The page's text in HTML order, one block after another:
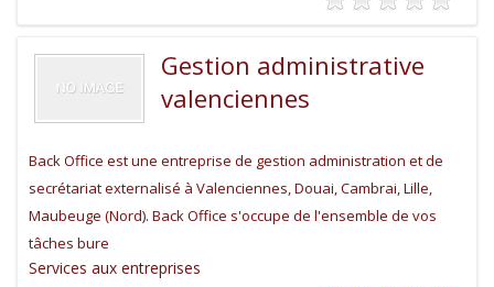
Gestion administrative
valenciennes
Back Office est une entreprise de gestion administration et de
secrétariat externalisé à Valenciennes, Douai, Cambrai, Lille,
Maubeuge (Nord). Back Office s'occupe de l'ensemble de vos
tâches bure
Services aux entreprises